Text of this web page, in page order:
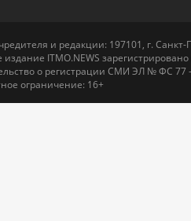
и редакции: 197101, г. Санкт-
издание ITMO.NEWS
о регистрации СМИ ЭЛ № ФС 77
ограничение: 16+